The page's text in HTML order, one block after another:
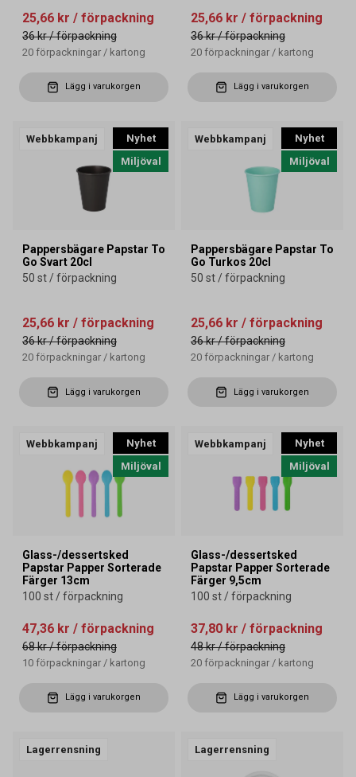
25,66 kr / förpackning
36 kr/ förpackning
20 förpackningar / kartong
Lägg i varukorgen
25,66 kr / förpackning
36 kr/ förpackning
20 förpackningar / kartong
Lägg i varukorgen
Webbkampanj
Nyhet
Miljöval
Pappersbägare Papstar To
Go Svart 20cl
50 st / förpackning
25,66 kr / förpackning
36 kr/ förpackning
20 förpackningar / kartong
Lägg i varukorgen
Webbkampanj
Nyhet
Miljöval
Pappersbägare Papstar To
Go Turkos 20cl
50 st / förpackning
25,66 kr / förpackning
36 kr/ förpackning
20 förpackningar / kartong
Lägg i varukorgen
Webbkampanj
Nyhet
Miljöval
Glass-/dessertsked
Papstar Papper Sorterade
Färger 13cm
100 st / förpackning
47,36 kr / förpackning
68 kr/ förpackning
10 förpackningar / kartong
Lägg i varukorgen
Webbkampanj
Nyhet
Miljöval
Glass-/dessertsked
Papstar Papper Sorterade
Färger 9,5cm
100 st / förpackning
37,80 kr / förpackning
48 kr/ förpackning
20 förpackningar / kartong
Lägg i varukorgen
Lagerrensning Lagerrensning